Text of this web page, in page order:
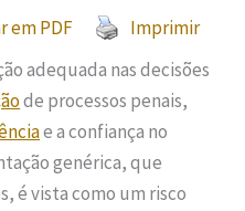
em PDF
Imprimir
adequada nas decisões
de processos penais,
e a confiança no
genérica, que
é vista como um risco